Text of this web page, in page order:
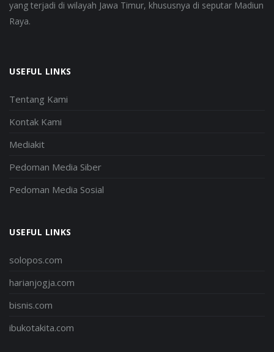
yang terjadi di wilayah Jawa Timur, khususnya di seputar Madiun
Raya.
USEFUL LINKS
Tentang Kami
Kontak Kami
Mediakit
Pedoman Media Siber
Pedoman Media Sosial
USEFUL LINKS
solopos.com
harianjogja.com
bisnis.com
ibukotakita.com